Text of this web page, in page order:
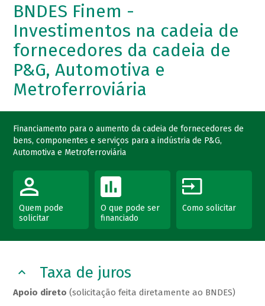
BNDES Finem -
Investimentos na cadeia de
fornecedores da cadeia de
P&G, Automotiva e
Metroferroviária
Financiamento para o aumento da cadeia de fornecedores de
bens, componentes e serviços para a indústria de P&G,
Automotiva e Metroferroviária
Quem pode
solicitar
O que pode ser
financiado
Como solicitar
Taxa de juros
Apoio direto(solicitação feita diretamente ao BNDES)